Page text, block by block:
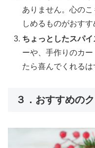
ありません。心の
しめるものがおすす
ちょっとしたスパイ
ーや、手作りのカ
たら喜んでくれるは
３．おすすめの